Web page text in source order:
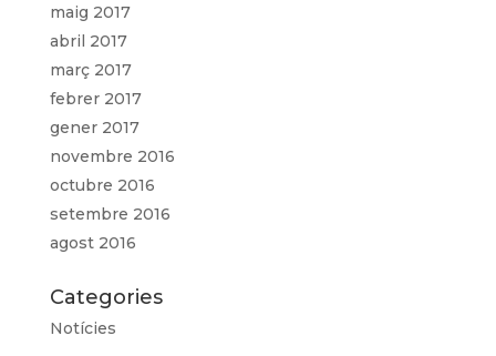
maig 2017
abril 2017
març 2017
febrer 2017
gener 2017
novembre 2016
octubre 2016
setembre 2016
agost 2016
Categories
Notícies